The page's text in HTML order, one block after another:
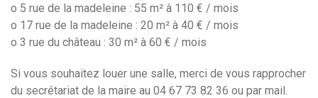
o 5 rue de la madeleine : 55 m² à 110 € / mois
o 17 rue de la madeleine : 20 m² à 40 € / mois
o 3 rue du château : 30 m² à 60 € / mois
Si vous souhaitez louer une salle, merci de vous rapprocher
du secrétariat de la maire au 04 67 73 82 36 ou par mail.